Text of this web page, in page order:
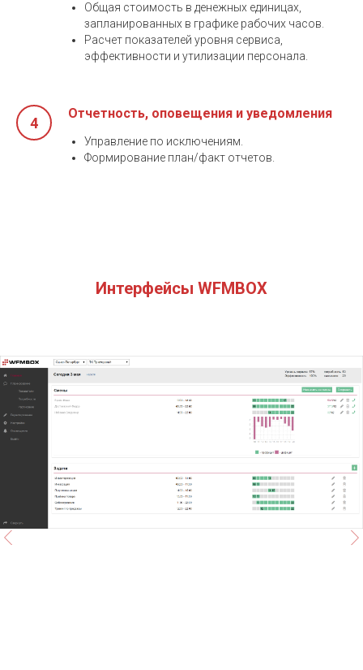
Общая стоимость в денежных единицах,
запланированных в графике рабочих часов.
Расчет показателей уровня сервиса,
эффективности и утилизации персонала.
Отчетность, оповещения и уведомления
Управление по исключениям.
Формирование план/факт отчетов.
Интерфейсы WFMBOX